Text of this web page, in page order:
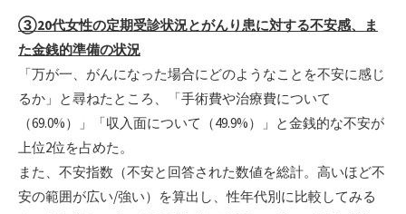
③20代女性の定期受診状況とがんり患に対する不安感、ま
た金銭的準備の状況
「万が一、がんになった場合にどのようなことを不安に感じ
るか」と尋ねたところ、「手術費や治療費について
（69.0%）」「収入面について（49.9%）」と金銭的な不安が
上位2位を占めた。
また、不安指数（不安と回答された数値を総計。高いほど不
安の範囲が広い/強い）を算出し、性年代別に比較してみる